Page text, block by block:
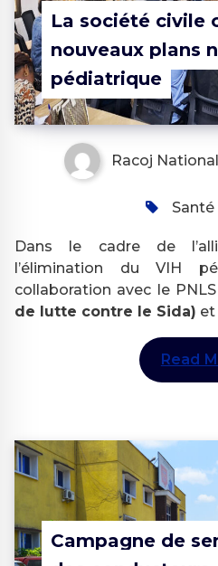
La société civile
nouveaux plans
pédiatrique
Racoj National
Santé
Dans le cadre de
l’élimination du VIH
collaboration avec le
de lutte contre le Sida) et
Read
Campagne de